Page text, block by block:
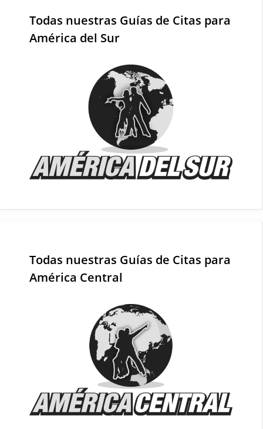
Todas nuestras Guías de Citas para
América del Sur
Todas nuestras Guías de Citas para
América Central